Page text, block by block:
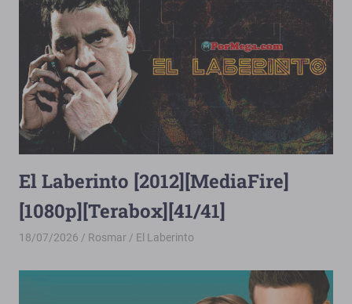
El Laberinto [2012][MediaFire]
[1080p][Terabox][41/41]
18/07/2026 Rosmar El Laberinto